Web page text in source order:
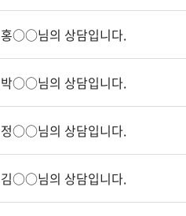
홍○○님의 상담입니다.
박○○님의 상담입니다.
정○○님의 상담입니다.
김○○님의 상담입니다.